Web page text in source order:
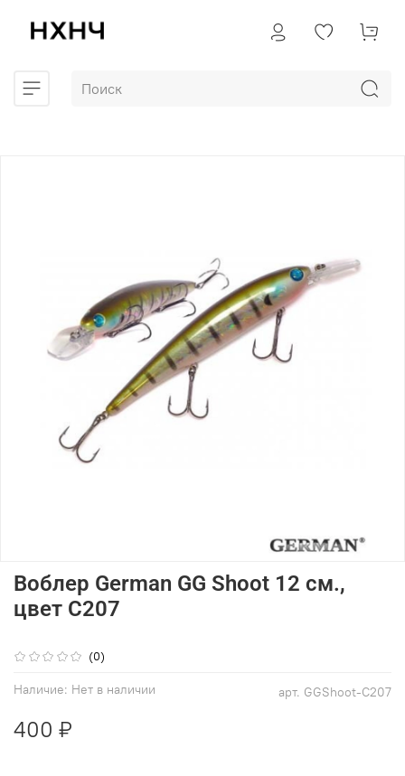
(0)
арт. GGShoot-C207
Наличие: Нет в наличии
Воблер German GG Shoot 12 см.,
цвет C207
400 ₽